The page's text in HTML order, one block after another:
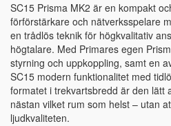
SC15 Prisma MK2 är en kompakt
förförstärkare och nätverksspelare
en trådlös teknik för högkvalitativ
högtalare. Med Primares egen
styrning och uppkoppling, samt en
SC15 modern funktionalitet med
formatet i trekvartsbredd är den lätt
nästan vilket rum som helst – utan
ljudkvaliteten.